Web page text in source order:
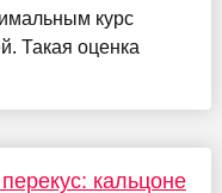
курс
Такая оценка
кальцоне